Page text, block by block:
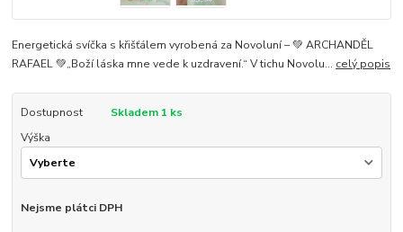
Energetická svíčka s křišťálem vyrobená za Novoluní – 💚 ARCHANDĚL
RAFAEL 💚„Boží láska mne vede k uzdravení.“ V tichu Novolu... celý popis
Dostupnost
Skladem 1 ks
Výška
Nejsme plátci DPH